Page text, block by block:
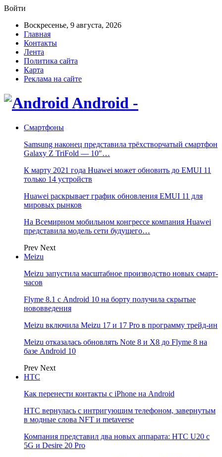
Войти
Воскресенье, 9 августа, 2026
Главная
Контакты
Лента
Политика сайта
Карта
Реклама на сайте
Android -
Смартфоны
Samsung наконец представила трёхстворчатый смартфон
Galaxy Z TriFold — 10″…
К марту 2021 года Huawei может обновить до EMUI 11
только 14 устройств
Huawei раскрывает график обновления EMUI 11 для
мировых рынков
На Всемирном мобильном конгрессе компания Huawei
представила модель сети будущего…
Prev Next
Meizu
Meizu запустила масштабное производство новых смарт-
часов
Flyme 8.1 с Android 10 на борту получила скрытые
нововведения
Meizu включила Meizu 17 и 17 Pro в программу трейд-ин
Meizu отказалась обновлять Note 8 и X8 до Flyme 8 на
базе Android 10
Prev Next
НТС
Как перенести контакты с iPhone на Android
HTC вернулась с интригующим телефоном, завернутым
в модные слова NFT и metaverse
Компания представил два новых аппарата: HTC U20 с
5G и Desire 20 Pro